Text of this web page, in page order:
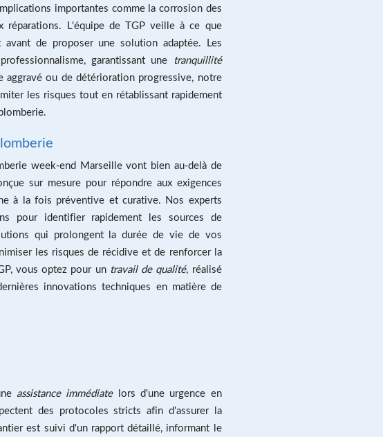
importantes comme la corrosion des
réparations. L'équipe de TGP veille à ce que
de proposer une solution adaptée. Les
garantissant une
tranquillité
aggravé ou de détérioration progressive, notre
les risques tout en rétablissant rapidement
week-end Marseille vont bien au-delà de
sur mesure pour répondre aux exigences
à la fois préventive et curative. Nos experts
pour identifier rapidement les sources de
qui prolongent la durée de vie de vos
les risques de récidive et de renforcer la
vous optez pour un travail de qualité, réalisé
innovations techniques en matière de
assistance immédiatelors d'une urgence en
des protocoles stricts afin d'assurer la
est suivi d'un rapport détaillé, informant le